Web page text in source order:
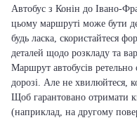
Автобус з Конін до Івано-
цьому маршруті може бути
будь ласка, скористайтеся
деталей щодо розкладу та
Маршрут автобусів
дорозі. Але не хвилюйтеся,
Щоб гарантовано отримати
(наприклад, на другому